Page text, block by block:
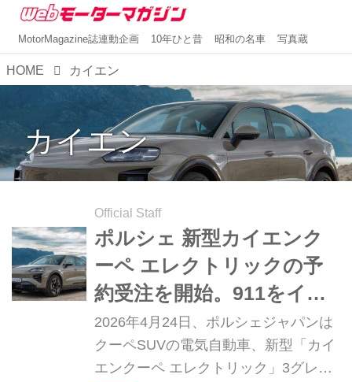
MotorMagazine誌連動企画 10年ひと昔 昭和の名車 写真蔵
HOME カイエン
カイエン
Official Staff
ポルシェ 新型カイエンク
ーペ エレクトリックの予
約受注を開始。911をイン
スパイアしたクーペSUV
2026年4月24日、ポルシェジャパンは
クーペSUVの電気自動車、新型「カイ
エンクーペ エレクトリック」3グレー